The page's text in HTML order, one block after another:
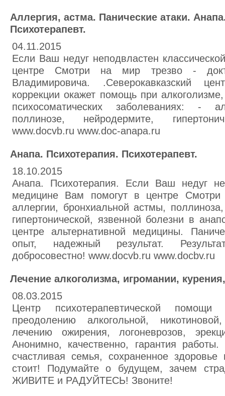
Аллергия, астма. Панические атаки.
Психотерапевт.
04.11.2015
Если Ваш недуг неподвластен
центре Смотри на мир трезво -
Владимировича. .Северокавказский
коррекции окажет помощь при
психосоматических заболеваниях: -
поллинозе, нейродермите,
www.docvb.ru www.doc-anapa.ru
Анапа. Психотерапия. Психотерапевт.
18.10.2015
Анапа. Психотерапия. Если Ваш недуг
медицине Вам помогут в центре
аллергии, бронхиальной астмы,
гипертонической, язвенной болезни в
центре альтернативной медицины.
опыт, надежный результат.
добросовестно! www.docvb.ru www.docbv.ru
Лечение алкоголизма, игромании,
08.03.2015
Центр психотерапевтической
преодолению алкогольной,
лечению ожирения, логоневрозов,
Анонимно, качественно, гарантия
счастливая семья, сохраненное
стоит! Подумайте о будущем, зачем
ЖИВИТЕ и РАДУЙТЕСЬ! Звоните!